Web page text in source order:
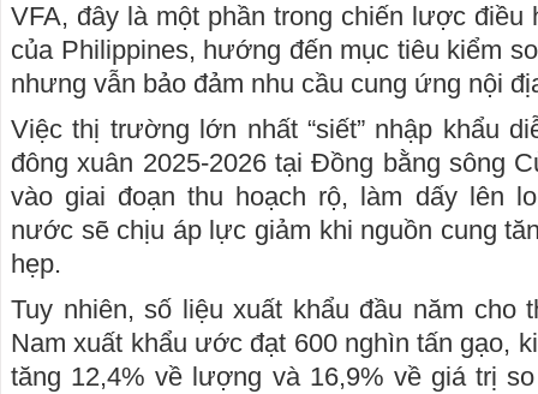
VFA, đây là một phần trong chiến lược điều
của Philippines, hướng đến mục tiêu kiểm
nhưng vẫn bảo đảm nhu cầu cung ứng nội
Việc thị trường lớn nhất “siết” nhập khẩu
đông xuân 2025-2026 tại Đồng bằng sông
vào giai đoạn thu hoạch rộ, làm dấy lên
nước sẽ chịu áp lực giảm khi nguồn cung
hẹp.
Tuy nhiên, số liệu xuất khẩu đầu năm cho
Nam xuất khẩu ước đạt 600 nghìn tấn gạo,
tăng 12,4% về lượng và 16,9% về giá trị